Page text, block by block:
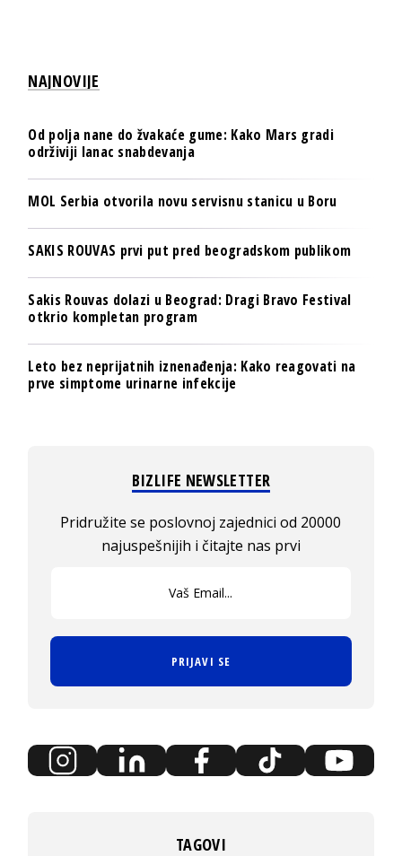
NAJNOVIJE
Od polja nane do žvakaće gume: Kako Mars gradi
održiviji lanac snabdevanja
MOL Serbia otvorila novu servisnu stanicu u Boru
SAKIS ROUVAS prvi put pred beogradskom publikom
Sakis Rouvas dolazi u Beograd: Dragi Bravo Festival
otkrio kompletan program
Leto bez neprijatnih iznenađenja: Kako reagovati na
prve simptome urinarne infekcije
BIZLIFE NEWSLETTER
Pridružite se poslovnoj zajednici od 20000
najuspešnijih i čitajte nas prvi
PRIJAVI SE
TAGOVI